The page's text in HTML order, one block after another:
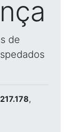
de
,